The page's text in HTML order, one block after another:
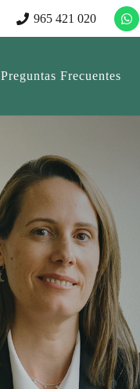
965 421 020
Preguntas Frecuentes